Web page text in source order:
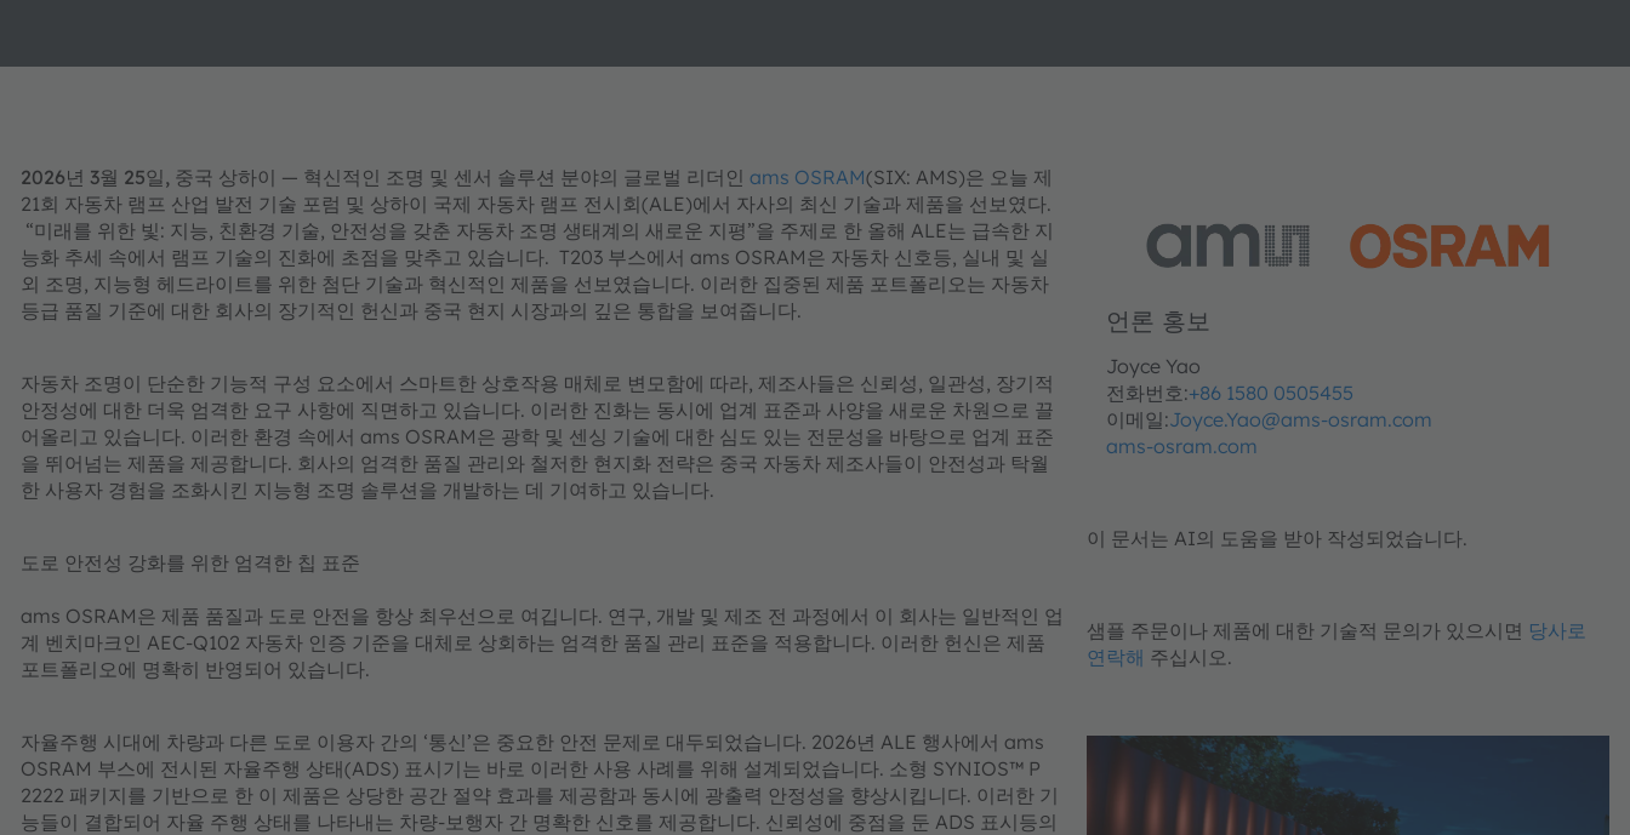
2026년 3월 25일, 중국 상하이 — 혁신적인 조명 및 센서 솔루션 분야의 글로벌 리더인 ams OSRAM(SIX: AMS)은 오늘 제
21회 자동차 램프 산업 발전 기술 포럼 및 상하이 국제 자동차 램프 전시회(ALE)에서 자사의 최신 기술과 제품을 선보였다.
“미래를 위한 빛: 지능, 친환경 기술, 안전성을 갖춘 자동차 조명 생태계의 새로운 지평”을 주제로 한 올해 ALE는 급속한 지
능화 추세 속에서 램프 기술의 진화에 초점을 맞추고 있습니다. T203 부스에서 ams OSRAM은 자동차 신호등, 실내 및 실
외 조명, 지능형 헤드라이트를 위한 첨단 기술과 혁신적인 제품을 선보였습니다. 이러한 집중된 제품 포트폴리오는 자동차
등급 품질 기준에 대한 회사의 장기적인 헌신과 중국 현지 시장과의 깊은 통합을 보여줍니다.
자동차 조명이 단순한 기능적 구성 요소에서 스마트한 상호작용 매체로 변모함에 따라, 제조사들은 신뢰성, 일관성, 장기적
안정성에 대한 더욱 엄격한 요구 사항에 직면하고 있습니다. 이러한 진화는 동시에 업계 표준과 사양을 새로운 차원으로 끌
어올리고 있습니다. 이러한 환경 속에서 ams OSRAM은 광학 및 센싱 기술에 대한 심도 있는 전문성을 바탕으로 업계 표준
을 뛰어넘는 제품을 제공합니다. 회사의 엄격한 품질 관리와 철저한 현지화 전략은 중국 자동차 제조사들이 안전성과 탁월
한 사용자 경험을 조화시킨 지능형 조명 솔루션을 개발하는 데 기여하고 있습니다.
도로 안전성 강화를 위한 엄격한 칩 표준
ams OSRAM은 제품 품질과 도로 안전을 항상 최우선으로 여깁니다. 연구, 개발 및 제조 전 과정에서 이 회사는 일반적인 업
계 벤치마크인 AEC-Q102 자동차 인증 기준을 대체로 상회하는 엄격한 품질 관리 표준을 적용합니다. 이러한 헌신은 제품
포트폴리오에 명확히 반영되어 있습니다.
자율주행 시대에 차량과 다른 도로 이용자 간의 ‘통신’은 중요한 안전 문제로 대두되었습니다. 2026년 ALE 행사에서 ams
OSRAM 부스에 전시된 자율주행 상태(ADS) 표시기는 바로 이러한 사용 사례를 위해 설계되었습니다. 소형 SYNIOS™ P
2222 패키지를 기반으로 한 이 제품은 상당한 공간 절약 효과를 제공함과 동시에 광출력 안정성을 향상시킵니다. 이러한 기
능들이 결합되어 자율 주행 상태를 나타내는 차량-보행자 간 명확한 신호를 제공합니다. 신뢰성에 중점을 둔 ADS 표시등의
언론 홍보
Joyce Yao
전화번호:+86 1580 0505455
이메일:Joyce.Yao@ams-osram.com
ams-osram.com
이 문서는 AI의 도움을 받아 작성되었습니다.
샘플 주문이나 제품에 대한 기술적 문의가 있으시면 당사로
연락해 주십시오.